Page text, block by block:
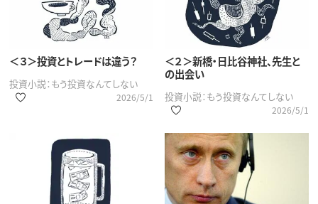
＜３＞投資とトレードは違う？
投資小説：もう投資なんてしない
2026/5/1
＜２＞新橋・日比谷神社、先生と
の出会い
投資小説：もう投資なんてしない
2026/5/1